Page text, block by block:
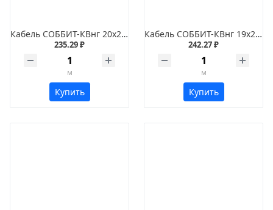
Кабель СОББИТ-КВнг 20х2х1,5
235.29 ₽
м
Купить
Кабель СОББИТ-КВнг 19х2х1,2
242.27 ₽
м
Купить